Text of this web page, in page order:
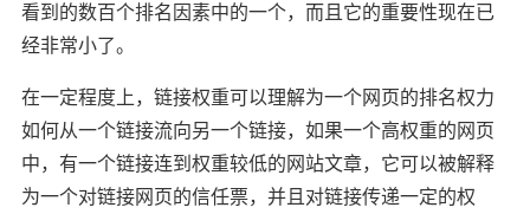
看到的数百个排名因素中的一个，而且它的重要性现在已
经非常小了。
在一定程度上，链接权重可以理解为一个网页的排名权力
如何从一个链接流向另一个链接，如果一个高权重的网页
中，有一个链接连到权重较低的网站文章，它可以被解释
为一个对链接网页的信任票，并且对链接传递一定的权